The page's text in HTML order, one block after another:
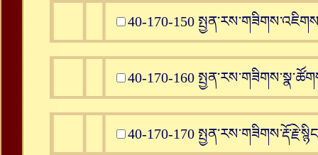
40-170-150
40-170-160
40-170-170